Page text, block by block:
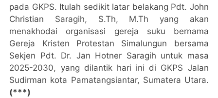
pada GKPS. Itulah sedikit latar belakang Pdt. John
Christian Saragih, S.Th, M.Th yang akan
menakhodai organisasi gereja suku bernama
Gereja Kristen Protestan Simalungun bersama
Sekjen Pdt. Dr. Jan Hotner Saragih untuk masa
2025-2030, yang dilantik hari ini di GKPS Jalan
Sudirman kota Pamatangsiantar, Sumatera Utara.
(***)